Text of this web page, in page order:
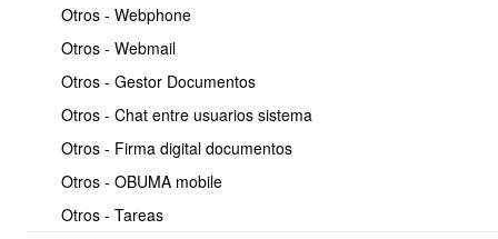
Otros - Webphone
Otros - Webmail
Otros - Gestor Documentos
Otros - Chat entre usuarios sistema
Otros - Firma digital documentos
Otros - OBUMA mobile
Otros - Tareas
Inventario/Productos
Imprimir << Anterior 17 / 32
Como crear etiquetas de
productos con inputs de